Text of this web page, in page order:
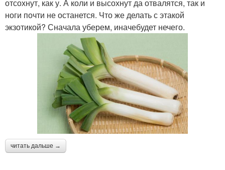
отсохнут, как у. А коли и высохнут да отвалятся, так и
ноги почти не останется. Что же делать с этакой
экзотикой? Сначала уберем, иначебудет нечего.
читать дальше →